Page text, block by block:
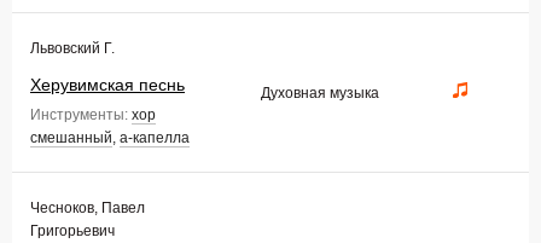
Львовский Г.
Херувимская песнь
Инструменты: хор
смешанный, а-капелла
Духовная музыка
Чесноков, Павел
Григорьевич